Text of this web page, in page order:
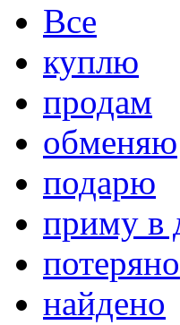
Все
куплю
продам
обменяю
подарю
приму в
потеряно
найдено